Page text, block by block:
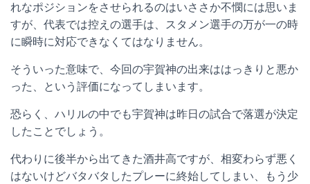
れなポジションをさせられるのはいささか不憫には思いま
すが、代表では控えの選手は、スタメン選手の万が一の時
に瞬時に対応できなくてはなりません。
そういった意味で、今回の宇賀神の出来ははっきりと悪か
った、という評価になってしまいます。
恐らく、ハリルの中でも宇賀神は昨日の試合で落選が決定
したことでしょう。
代わりに後半から出てきた酒井高ですが、相変わらず悪く
はないけどバタバタしたプレーに終始してしまい、もう少